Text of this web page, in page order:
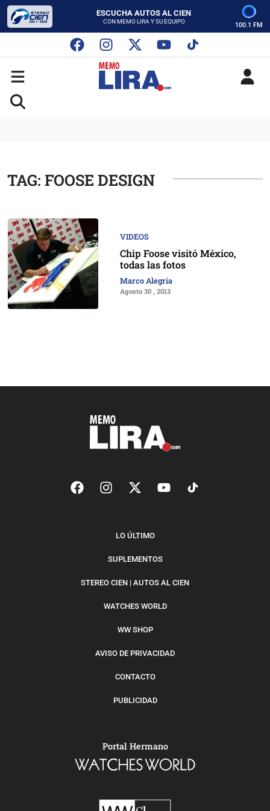
ESCUCHA AUTOS AL CIEN
CON MEMO LIRA Y SU EQUIPO
SABADO - 12:00 PM
ESCUCHA AUTOS AL CIEN
CON MEMO LIRA Y SU EQUIPO
LUNES A VIERNES - 5:00 PM
SABADO - 12:00 PM
100.1 FM
TAG: FOOSE DESIGN
VIDEOS
Chip Foose visitó México,
todas las fotos
Marco Alegría
Agosto 30 , 2013
LO ÚLTIMO
SUPLEMENTOS
STEREO CIEN | AUTOS AL CIEN
WATCHES WORLD
WW SHOP
AVISO DE PRIVACIDAD
CONTACTO
PUBLICIDAD
Portal Hermano